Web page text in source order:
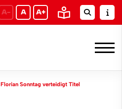
A- A A+
Florian Sonntag verteidigt Titel